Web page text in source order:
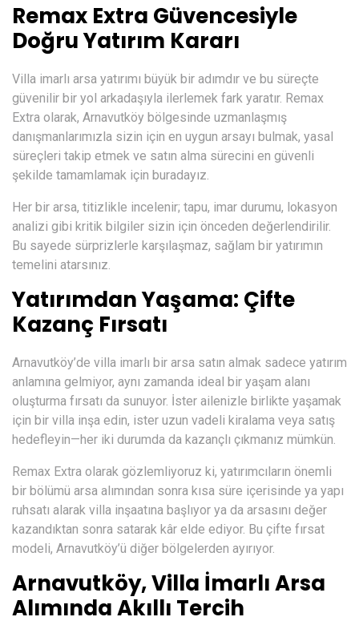
Remax Extra Güvencesiyle
Doğru Yatırım Kararı
Villa imarlı arsa yatırımı büyük bir adımdır ve bu süreçte
güvenilir bir yol arkadaşıyla ilerlemek fark yaratır. Remax
Extra olarak, Arnavutköy bölgesinde uzmanlaşmış
danışmanlarımızla sizin için en uygun arsayı bulmak, yasal
süreçleri takip etmek ve satın alma sürecini en güvenli
şekilde tamamlamak için buradayız.
Her bir arsa, titizlikle incelenir; tapu, imar durumu, lokasyon
analizi gibi kritik bilgiler sizin için önceden değerlendirilir.
Bu sayede sürprizlerle karşılaşmaz, sağlam bir yatırımın
temelini atarsınız.
Yatırımdan Yaşama: Çifte
Kazanç Fırsatı
Arnavutköy’de villa imarlı bir arsa satın almak sadece yatırım
anlamına gelmiyor, aynı zamanda ideal bir yaşam alanı
oluşturma fırsatı da sunuyor. İster ailenizle birlikte yaşamak
için bir villa inşa edin, ister uzun vadeli kiralama veya satış
hedefleyin—her iki durumda da kazançlı çıkmanız mümkün.
Remax Extra olarak gözlemliyoruz ki, yatırımcıların önemli
bir bölümü arsa alımından sonra kısa süre içerisinde ya yapı
ruhsatı alarak villa inşaatına başlıyor ya da arsasını değer
kazandıktan sonra satarak kâr elde ediyor. Bu çifte fırsat
modeli, Arnavutköy’ü diğer bölgelerden ayırıyor.
Arnavutköy, Villa İmarlı Arsa
Alımında Akıllı Tercih